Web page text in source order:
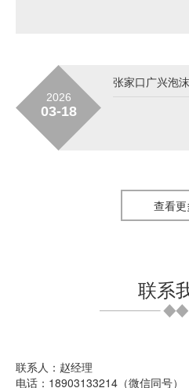
2026
03-18
查看更
联系
联系人：赵经理
电话：18903133214（微信同号）